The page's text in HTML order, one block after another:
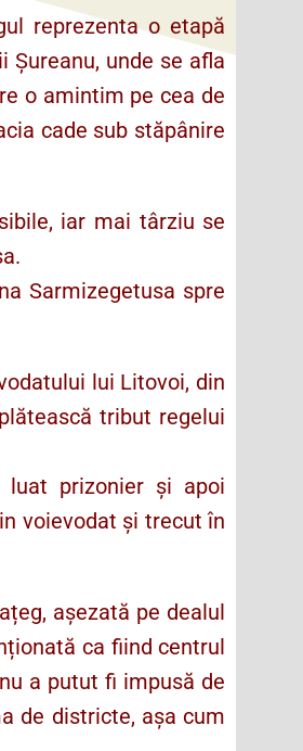
reprezenta o etapă
unde se afla
o amintim pe cea de
cade sub stăpânire
iar mai târziu se
Sarmizegetusa spre
lui Litovoi, din
tribut regelui
prizonier și apoi
voievodat și trecut în
așezată pe dealul
ca fiind centrul
a putut fi impusă de
de districte, așa cum